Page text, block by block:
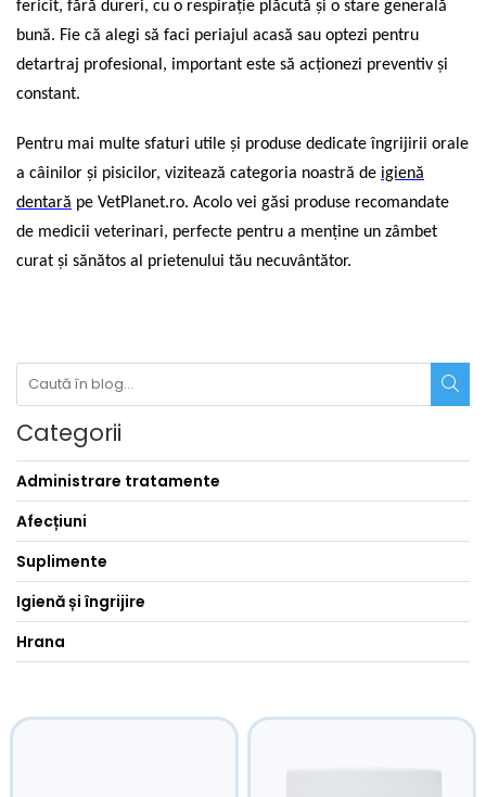
fericit, fără dureri, cu o respirație plăcută și o stare generală
bună. Fie că alegi să faci periajul acasă sau optezi pentru
detartraj profesional, important este să acționezi preventiv și
constant.
Pentru mai multe sfaturi utile și produse dedicate îngrijirii orale
a câinilor și pisicilor, vizitează categoria noastră de igienă
dentară pe VetPlanet.ro. Acolo vei găsi produse recomandate
de medicii veterinari, perfecte pentru a menține un zâmbet
curat și sănătos al prietenului tău necuvântător.
Categorii
Administrare tratamente
Afecțiuni
Suplimente
Igienă și îngrijire
Hrana